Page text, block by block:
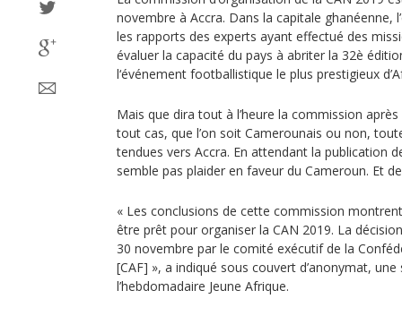
novembre à Accra. Dans la capitale ghanéenne,
les rapports des experts ayant effectué des
évaluer la capacité du pays à abriter la 32è
l‘événement footballistique le plus prestigieux
Mais que dira tout à l’heure la commission
tout cas, que l’on soit Camerounais ou non,
tendues vers Accra. En attendant la publication
semble pas plaider en faveur du Cameroun. Et
« Les conclusions de cette commission
être prêt pour organiser la CAN 2019. La
30 novembre par le comité exécutif de la
[CAF] », a indiqué sous couvert d’anonymat,
l’hebdomadaire Jeune Afrique.